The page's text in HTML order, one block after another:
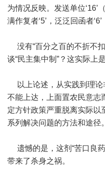
为情况反映。发送单位‘16’
满作复者‘5’，泛泛回函者
没有“百分之百的不折不扣
谈“民主集中制”？这实际上
以上论述，从实践到理论
不能上达，上面置农民意志
定方针政策严重脱离实际以
系列解决问题的方法和途径。
遗憾的是，这剂“苦口良
带来了杀身之祸。